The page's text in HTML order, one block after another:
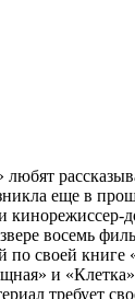
еще в
восемь
по своей
и
требует